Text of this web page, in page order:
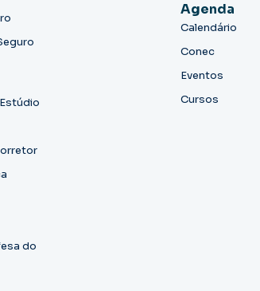
do
Agenda
Calendário
Conec
Eventos
Cursos